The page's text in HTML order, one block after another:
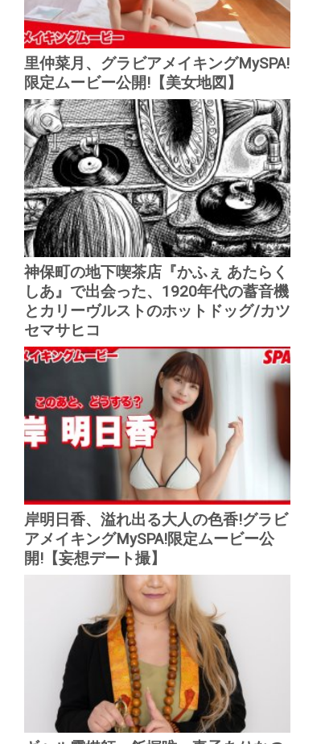
里仲菜月、グラビアメイキングMySPA!
限定ムービー公開!【美女地図】
神保町の地下喫茶店『かふぇ あたらく
しあ』で出会った、1920年代の蓄音機
とカリーヴルストのホットドッグ/カツ
セマサヒコ
岸明日香、溢れ出る大人の色香!グラビ
アメイキングMySPA!限定ムービー公
開!【妄想デート撮】